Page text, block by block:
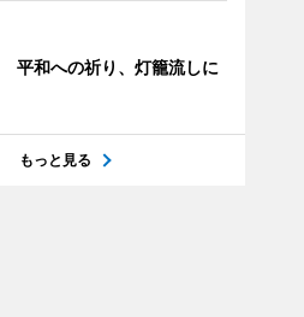
平和への祈り、灯籠流しに
もっと見る